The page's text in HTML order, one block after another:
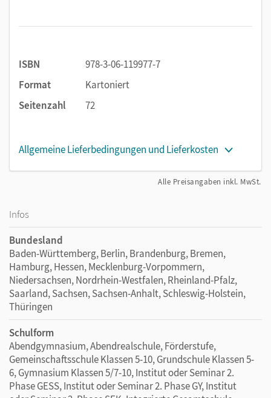
ISBN
978-3-06-119977-7
Format
Kartoniert
Seitenzahl
72
Allgemeine Lieferbedingungen und Lieferkosten
Alle Preisangaben inkl. MwSt.
Infos
Bundesland
Baden-Württemberg, Berlin, Brandenburg, Bremen,
Hamburg, Hessen, Mecklenburg-Vorpommern,
Niedersachsen, Nordrhein-Westfalen, Rheinland-Pfalz,
Saarland, Sachsen, Sachsen-Anhalt, Schleswig-Holstein,
Thüringen
Schulform
Abendgymnasium, Abendrealschule, Förderstufe,
Gemeinschaftsschule Klassen 5-10, Grundschule Klassen 5-
6, Gymnasium Klassen 5/7-10, Institut oder Seminar 2.
Phase GESS, Institut oder Seminar 2. Phase GY, Institut